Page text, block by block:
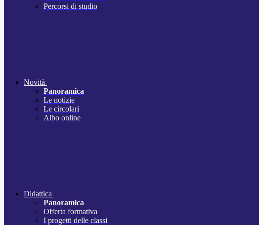
Percorsi di studio
Novità
Panoramica
Le notizie
Le circolari
Albo online
Didattica
Panoramica
Offerta formativa
I progetti delle classi